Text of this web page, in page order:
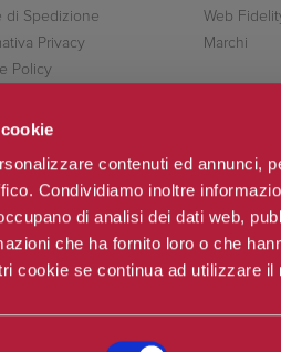
contenuti ed annunci,
Condividiamo inoltre
di analisi dei dati web,
che ha fornito loro o che
cookie se continua ad utilizzare il
di Spedizione
Privacy
Policy
Web
Marchi
Seguici